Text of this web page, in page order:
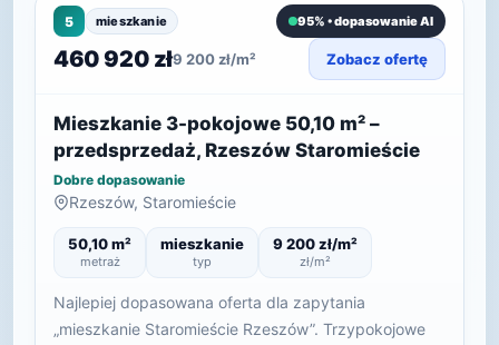
5 mieszkanie 95% • dopasowanie AI
460 920 zł9 200 zł/m² Zobacz ofertę
Mieszkanie 3-pokojowe 50,10 m² –
przedsprzedaż, Rzeszów Staromieście
Dobre dopasowanie
Rzeszów, Staromieście
50,10 m²
metraż
mieszkanie
typ
9 200 zł/m²
zł/m²
Najlepiej dopasowana oferta dla zapytania
„mieszkanie Staromieście Rzeszów”. Trzypokojowe